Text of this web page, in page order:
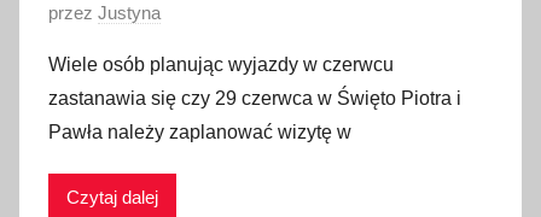
O
u
b
l
i
przez Justyna
Wiele osób planując wyjazdy w czerwcu
zastanawia się czy 29 czerwca w Święto Piotra i
Pawła należy zaplanować wizytę w
Czytaj dalej